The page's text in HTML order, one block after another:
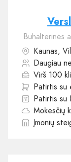
Buhalterinės
Kaunas,
Daugiau
Virš 100
Patirtis su
Patirtis su
Mokesčių
Įmonių